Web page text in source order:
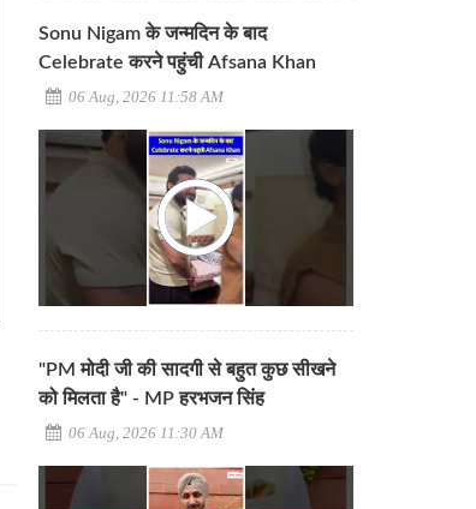
Sonu Nigam के जन्मदिन के बाद
Celebrate करने पहुंची Afsana Khan
06 Aug, 2026 11:58 AM
"PM मोदी जी की सादगी से बहुत कुछ सीखने
को मिलता है" - MP हरभजन सिंह
06 Aug, 2026 11:30 AM